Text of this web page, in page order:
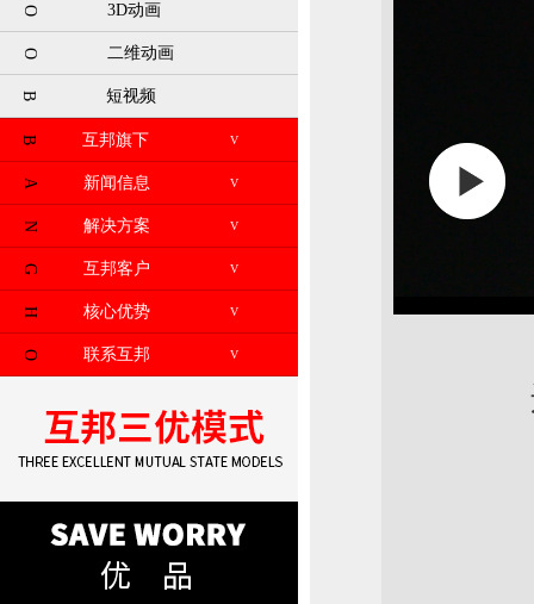
O 3D动画
O 二维动画
B 短视频
B V
互邦旗下
A V
新闻信息
N V
解决方案
G V
互邦客户
H V
核心优势
O V
联系互邦